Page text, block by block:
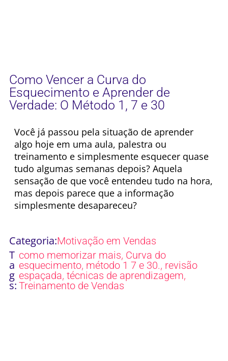
Como Vencer a Curva do
Esquecimento e Aprender de
Verdade: O Método 1, 7 e 30
Você já passou pela situação de aprender
algo hoje em uma aula, palestra ou
treinamento e simplesmente esquecer quase
tudo algumas semanas depois? Aquela
sensação de que você entendeu tudo na hora,
mas depois parece que a informação
simplesmente desapareceu?
Categoria:Motivação em Vendas
T
a
g
s:
como memorizar mais, Curva do
esquecimento, método 1 7 e 30., revisão
espaçada,técnicas de aprendizagem,
Treinamento de Vendas